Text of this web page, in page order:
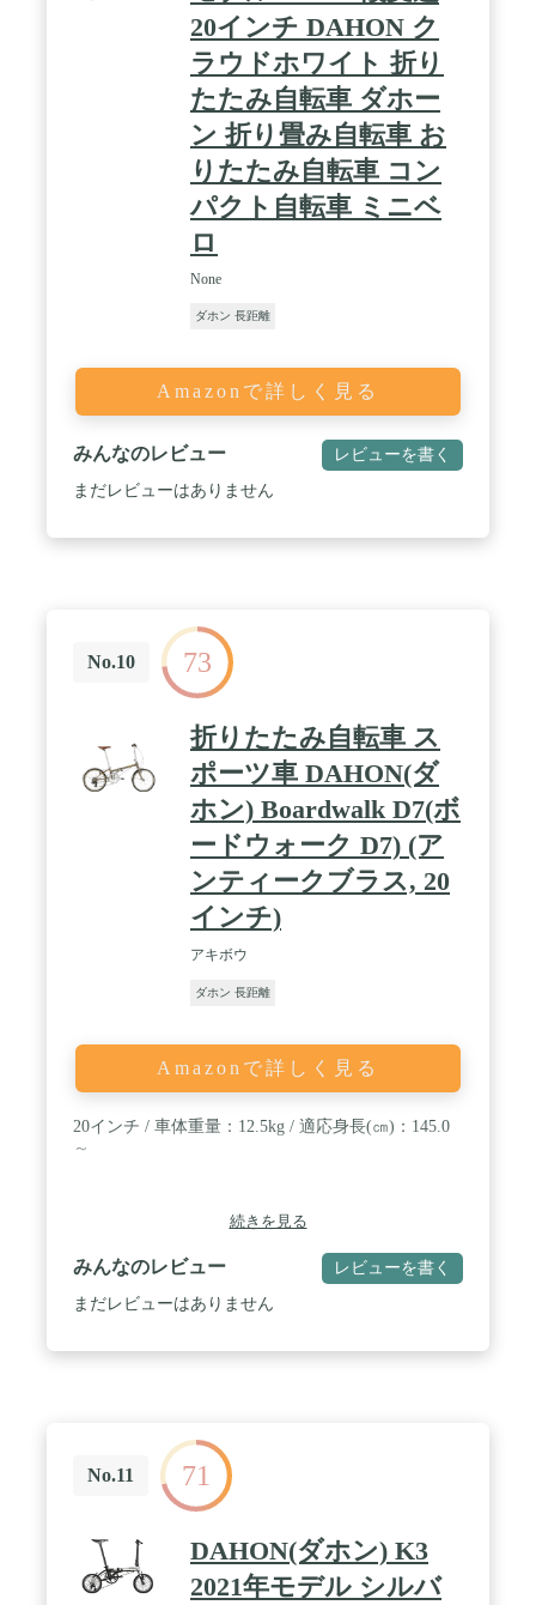
20インチ DAHON ク
ラウドホワイト 折り
たたみ自転車 ダホー
ン 折り畳み自転車 お
りたたみ自転車 コン
パクト自転車 ミニベ
ロ
None
ダホン 長距離
Amazonで詳しく見る
みんなのレビュー レビューを書く
まだレビューはありません
No.10 73
折りたたみ自転車 ス
ポーツ車 DAHON(ダ
ホン) Boardwalk D7(ボ
ードウォーク D7) (ア
ンティークブラス, 20
インチ)
アキボウ
ダホン 長距離
Amazonで詳しく見る
20インチ / 車体重量：12.5kg / 適応身長(㎝)：145.0
～
続きを見る
みんなのレビュー レビューを書く
まだレビューはありません
No.11 71
DAHON(ダホン) K3
2021年モデル シルバ